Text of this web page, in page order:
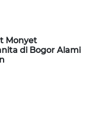
Monyet
di Bogor Alami